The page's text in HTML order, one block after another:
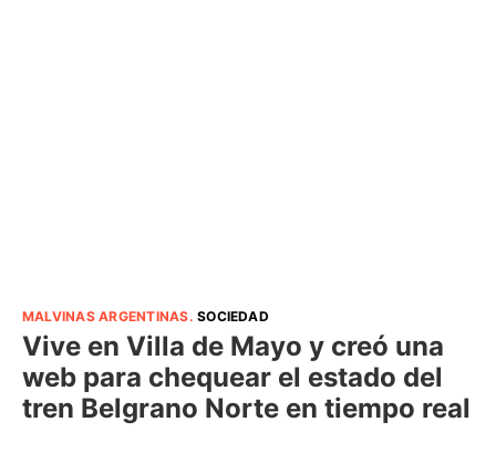
MALVINAS ARGENTINAS.SOCIEDAD
Vive en Villa de Mayo y creó una
web para chequear el estado del
tren Belgrano Norte en tiempo real